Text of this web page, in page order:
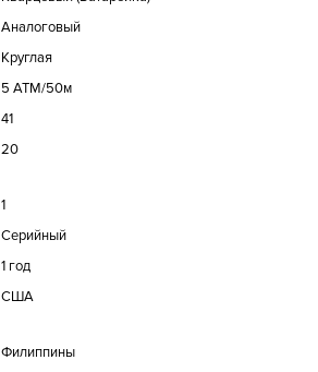
Аналоговый
Круглая
5 ATM/50м
41
20
1
Серийный
1 год
США
Филиппины